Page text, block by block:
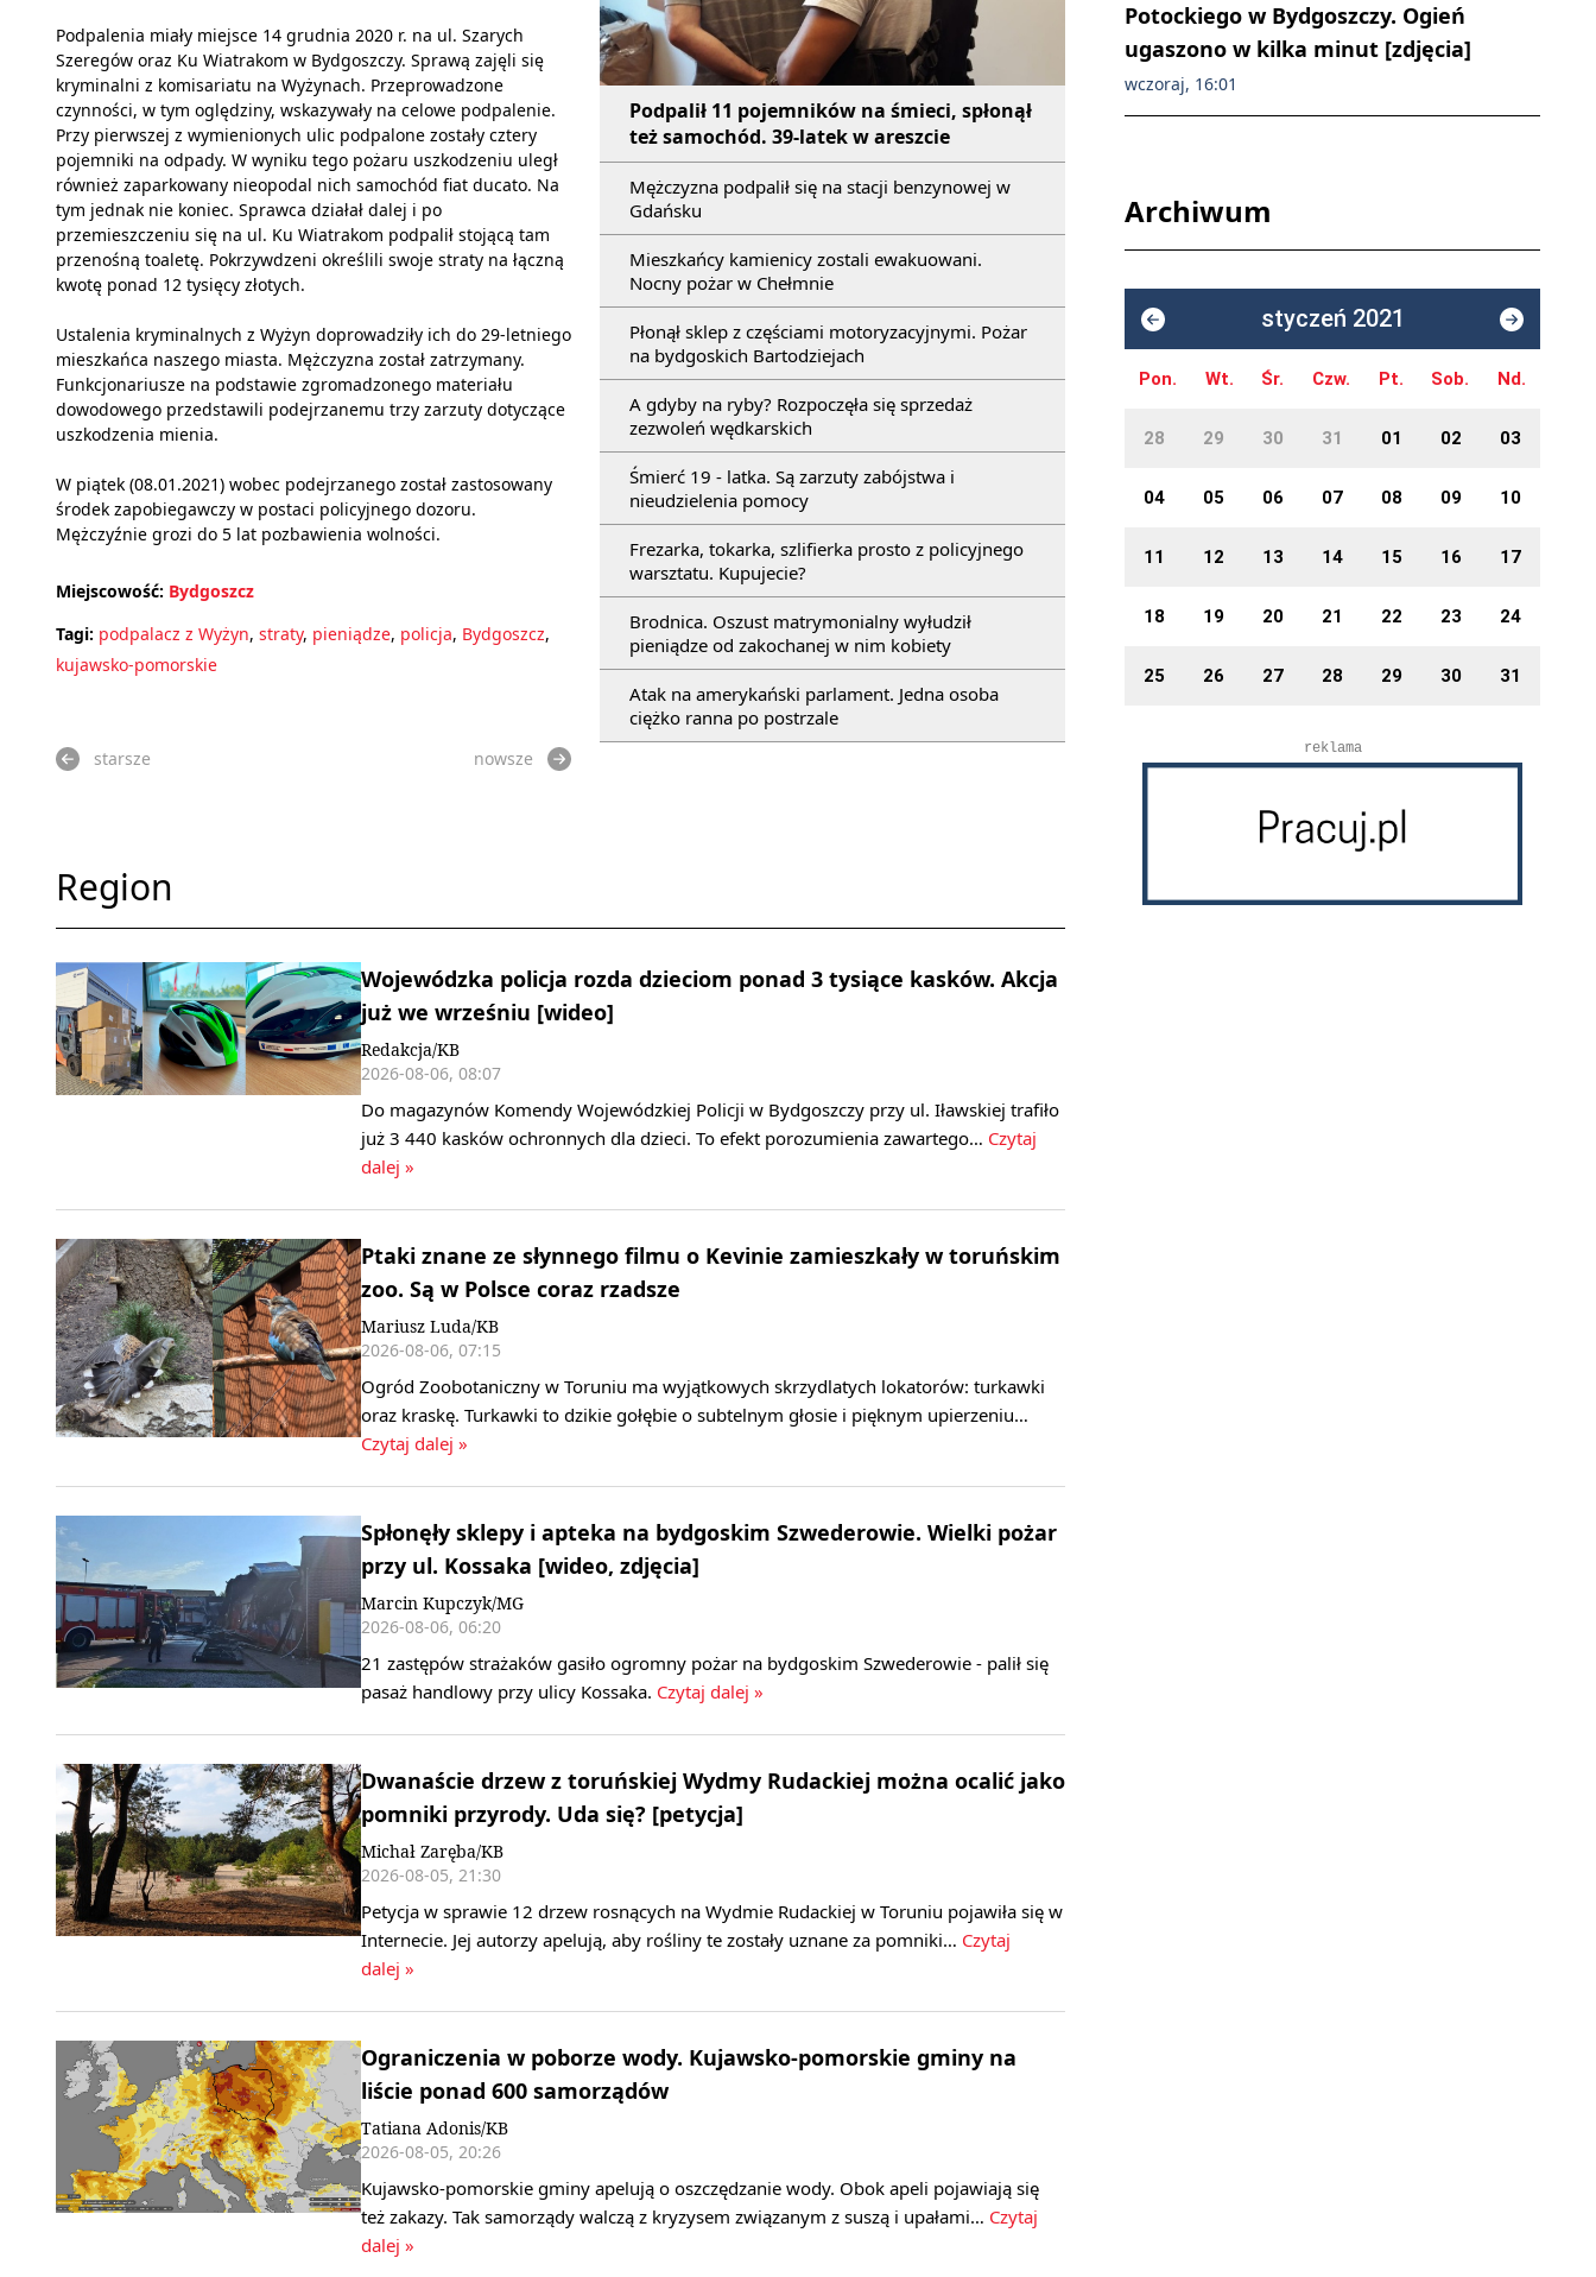
Podpalił 11 pojemników na śmieci, spłonął
też samochód. 39-latek w areszcie
Mężczyzna podpalił się na stacji benzynowej w
Gdańsku
Mieszkańcy kamienicy zostali ewakuowani.
Nocny pożar w Chełmnie
Płonął sklep z częściami motoryzacyjnymi. Pożar
na bydgoskich Bartodziejach
A gdyby na ryby? Rozpoczęła się sprzedaż
zezwoleń wędkarskich
Śmierć 19 - latka. Są zarzuty zabójstwa i
nieudzielenia pomocy
Frezarka, tokarka, szlifierka prosto z policyjnego
warsztatu. Kupujecie?
Brodnica. Oszust matrymonialny wyłudził
pieniądze od zakochanej w nim kobiety
Atak na amerykański parlament. Jedna osoba
ciężko ranna po postrzale
Podpalenia miały miejsce 14 grudnia 2020 r. na ul. Szarych
Szeregów oraz Ku Wiatrakom w Bydgoszczy. Sprawą zajęli się
kryminalni z komisariatu na Wyżynach. Przeprowadzone
czynności, w tym oględziny, wskazywały na celowe podpalenie.
Przy pierwszej z wymienionych ulic podpalone zostały cztery
pojemniki na odpady. W wyniku tego pożaru uszkodzeniu uległ
również zaparkowany nieopodal nich samochód fiat ducato. Na
tym jednak nie koniec. Sprawca działał dalej i po
przemieszczeniu się na ul. Ku Wiatrakom podpalił stojącą tam
przenośną toaletę. Pokrzywdzeni określili swoje straty na łączną
kwotę ponad 12 tysięcy złotych.
Ustalenia kryminalnych z Wyżyn doprowadziły ich do 29-letniego
mieszkańca naszego miasta. Mężczyzna został zatrzymany.
Funkcjonariusze na podstawie zgromadzonego materiału
dowodowego przedstawili podejrzanemu trzy zarzuty dotyczące
uszkodzenia mienia.
W piątek (08.01.2021) wobec podejrzanego został zastosowany
środek zapobiegawczy w postaci policyjnego dozoru.
Mężczyźnie grozi do 5 lat pozbawienia wolności.
Miejscowość: Bydgoszcz
Tagi: podpalacz z Wyżyn, straty, pieniądze, policja, Bydgoszcz,
kujawsko-pomorskie
starsze nowsze
Region
Wojewódzka policja rozda dzieciom ponad 3 tysiące kasków. Akcja
już we wrześniu [wideo]
Redakcja/KB
2026-08-06, 08:07
Do magazynów Komendy Wojewódzkiej Policji w Bydgoszczy przy ul. Iławskiej trafiło
już 3 440 kasków ochronnych dla dzieci. To efekt porozumienia zawartego… Czytaj
dalej »
Ptaki znane ze słynnego filmu o Kevinie zamieszkały w toruńskim
zoo. Są w Polsce coraz rzadsze
Mariusz Luda/KB
2026-08-06, 07:15
Ogród Zoobotaniczny w Toruniu ma wyjątkowych skrzydlatych lokatorów: turkawki
oraz kraskę. Turkawki to dzikie gołębie o subtelnym głosie i pięknym upierzeniu…
Czytaj dalej »
Spłonęły sklepy i apteka na bydgoskim Szwederowie. Wielki pożar
przy ul. Kossaka [wideo, zdjęcia]
Marcin Kupczyk/MG
2026-08-06, 06:20
21 zastępów strażaków gasiło ogromny pożar na bydgoskim Szwederowie - palił się
pasaż handlowy przy ulicy Kossaka. Czytaj dalej »
Dwanaście drzew z toruńskiej Wydmy Rudackiej można ocalić jako
pomniki przyrody. Uda się? [petycja]
Michał Zaręba/KB
2026-08-05, 21:30
Petycja w sprawie 12 drzew rosnących na Wydmie Rudackiej w Toruniu pojawiła się w
Internecie. Jej autorzy apelują, aby rośliny te zostały uznane za pomniki… Czytaj
dalej »
Ograniczenia w poborze wody. Kujawsko-pomorskie gminy na
liście ponad 600 samorządów
Tatiana Adonis/KB
2026-08-05, 20:26
Kujawsko-pomorskie gminy apelują o oszczędzanie wody. Obok apeli pojawiają się
też zakazy. Tak samorządy walczą z kryzysem związanym z suszą i upałami… Czytaj
dalej »
Potockiego w Bydgoszczy. Ogień
ugaszono w kilka minut [zdjęcia]
wczoraj, 16:01
Archiwum
styczeń 2021
Pon. Wt. Śr. Czw. Pt. Sob. Nd.
28 29 30 31 01 02 03
04 05 06 07 08 09 10
11 12 13 14 15 16 17
18 19 20 21 22 23 24
25 26 27 28 29 30 31
reklama